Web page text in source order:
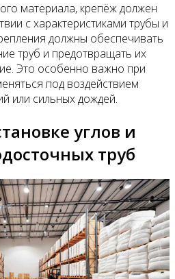
материала, крепёж должен
с характеристиками трубы и
должны обеспечивать
труб и предотвращать их
Это особенно важно при
под воздействием
или сильных дождей.
углов и
труб